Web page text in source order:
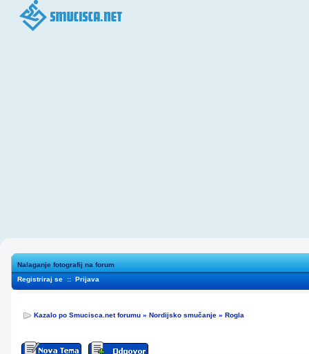
Nalaganje fotografij na forum
Registriraj se :: Prijava
Kazalo po Smucisca.net forumu » Nordijsko smučanje » Rogla